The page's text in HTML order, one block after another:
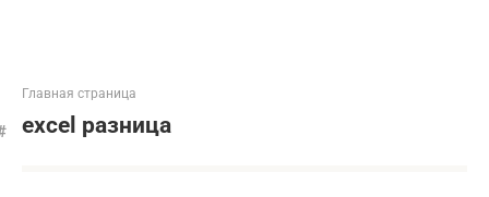
Главная страница
excel разница